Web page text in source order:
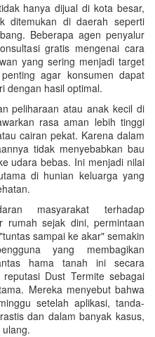
hanya dijual di kota besar,
ditemukan di daerah seperti
Beberapa agen penyalur
gratis mengenai cara
yang sering menjadi target
agar konsumen dapat
dengan hasil optimal.
peliharaan atau anak kecil di
rasa aman lebih tinggi
cairan pekat. Karena dalam
tidak menyebabkan bau
udara bebas. Ini menjadi nilai
di hunian keluarga yang
masyarakat terhadap
rumah sejak dini, permintaan
sampai ke akar" semakin
yang membagikan
hama tanah ini secara
Dust Termite sebagai
Mereka menyebut bahwa
setelah aplikasi, tanda-
dan dalam banyak kasus,